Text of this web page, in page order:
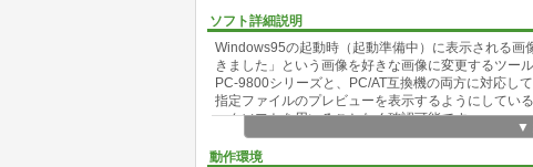
ソフト詳細説明
Windows95の起動時（起動準備中）に表示される
きました」という画像を好きな画像に変更するツール
PC-9800シリーズと、PC/AT互換機の両方に対応して
指定ファイルのプレビューを表示するようにしてい
ックソフトを用いることなく確認可能です。
▼
動作環境